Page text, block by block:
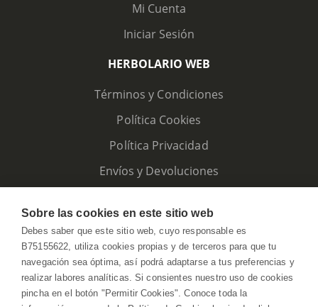
Mi Cuenta
Iniciar Sesión
HERBOLARIO WEB
Términos y Condiciones
Política Cookies
Política Privacidad
Envíos y Devoluciones
Sobre las cookies en este sitio web
Debes saber que este sitio web, cuyo responsable es
B75155622, utiliza cookies propias y de terceros para que tu
navegación sea óptima, así podrá adaptarse a tus preferencias y
realizar labores analíticas. Si consientes nuestro uso de cookies
pincha en el botón "Permitir Cookies". Conoce toda la